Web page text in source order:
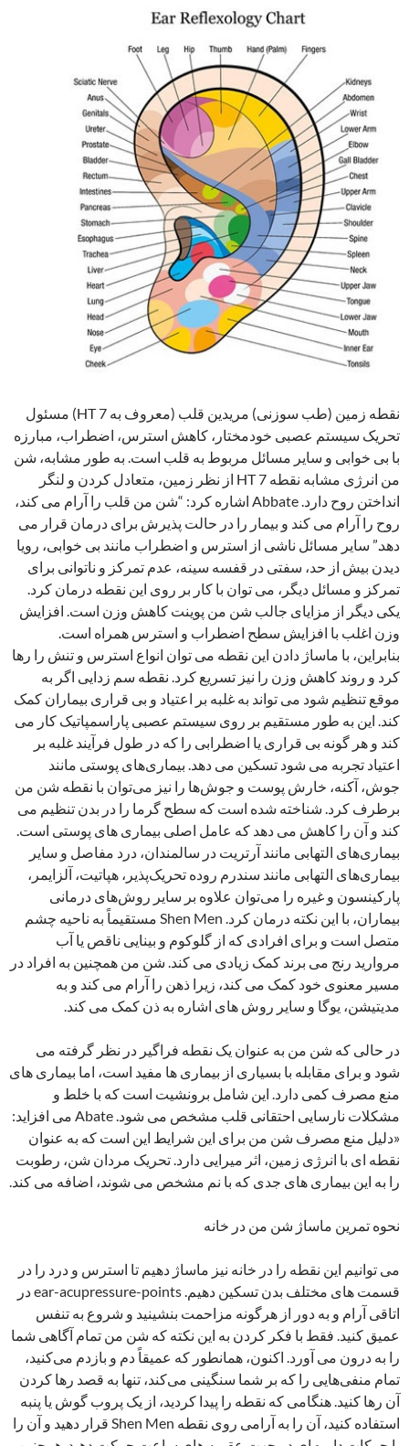
نقطه زمین (طب سوزنی) مریدین قلب (معروف به HT 7) مسئول
تحریک سیستم عصبی خودمختار، کاهش استرس، اضطراب، مبارزه
با بی خوابی و سایر مسائل مربوط به قلب است. به طور مشابه، شن
من انرژی مشابه نقطه HT 7 از نظر زمین، متعادل کردن و لنگر
انداختن روح دارد. Abbate اشاره کرد: “شن من قلب را آرام می کند،
روح را آرام می کند و بیمار را در حالت پذیرش برای درمان قرار می
دهد.” سایر مسائل ناشی از استرس و اضطراب مانند بی خوابی، رویا
دیدن بیش از حد، سفتی در قفسه سینه، عدم تمرکز و ناتوانی برای
تمرکز و مسائل دیگر، می توان با کار بر روی این نقطه درمان کرد.
یکی دیگر از مزایای جالب شن من پوینت کاهش وزن است. افزایش
وزن اغلب با افزایش سطح اضطراب و استرس همراه است.
بنابراین، با ماساژ دادن این نقطه می توان انواع استرس و تنش را رها
کرد و روند کاهش وزن را نیز تسریع کرد. نقطه سم زدایی اگر به
موقع تنظیم شود می تواند به غلبه بر اعتیاد و بی قراری بیماران کمک
کند. این به طور مستقیم بر روی سیستم عصبی پاراسمپاتیک کار می
کند و هر گونه بی قراری یا اضطرابی را که در طول فرآیند غلبه بر
اعتیاد تجربه می شود تسکین می دهد. بیماری‌های پوستی مانند
جوش، آکنه، خارش پوست و جوش‌ها را نیز می‌توان با نقطه شن من
برطرف کرد. شناخته شده است که سطح گرما را در بدن تنظیم می
کند و آن را کاهش می دهد که عامل اصلی بیماری های پوستی است.
بیماری‌های التهابی مانند آرتریت در سالمندان، درد مفاصل و سایر
بیماری‌های التهابی مانند سندرم روده تحریک‌پذیر، هپاتیت، آلزایمر،
پارکینسون و غیره را می‌توان علاوه بر سایر روش‌های درمانی
بیماران، با این نکته درمان کرد. Shen Men مستقیماً به ناحیه چشم
متصل است و برای افرادی که از گلوکوم و بینایی ناقص یا آب
مروارید رنج می برند کمک زیادی می کند. شن من همچنین به افراد در
مسیر معنوی خود کمک می کند، زیرا ذهن را آرام می کند و به
مدیتیشن، یوگا و سایر روش های اشاره به ذن کمک می کند.
در حالی که شن من به عنوان یک نقطه فراگیر در نظر گرفته می
شود و برای مقابله با بسیاری از بیماری ها مفید است، اما بیماری های
منع مصرف کمی دارد. این شامل برونشیت است که با خلط و
مشکلات نارسایی احتقانی قلب مشخص می شود. Abate می افزاید:
«دلیل منع مصرف شن من برای این شرایط این است که به عنوان
نقطه ای با انرژی زمین، اثر میرایی دارد. تحریک مردان شن، رطوبت
را به این بیماری های جدی که با نم مشخص می شوند، اضافه می کند.
نحوه تمرین ماساژ شن من در خانه
می توانیم این نقطه را در خانه نیز ماساژ دهیم تا استرس و درد را در
قسمت های مختلف بدن تسکین دهیم. ear-acupressure-points در
اتاقی آرام و به دور از هرگونه مزاحمت بنشینید و شروع به تنفس
عمیق کنید. فقط با فکر کردن به این نکته که شن من تمام آگاهی شما
را به درون می آورد. اکنون، همانطور که عمیقاً دم و بازدم می‌کنید،
تمام منفی‌هایی را که بر شما سنگینی می‌کند، تنها به قصد رها کردن
آن رها کنید. هنگامی که نقطه را پیدا کردید، از یک پروب گوش یا پنبه
استفاده کنید، آن را به آرامی روی نقطه Shen Men قرار دهید و آن را